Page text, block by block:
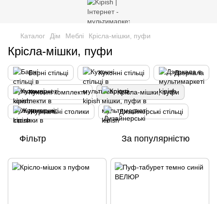
Каталог Дім Меблі Крісла-мішки, пуфи
Крісла-мішки, пуфи
Барні стільці Кухонні стільці Дзеркала
Кухонні комплекти Крісла-мішки, пуфи
Журнальні столики Дизайнерські стільці
Фільтр За популярністю